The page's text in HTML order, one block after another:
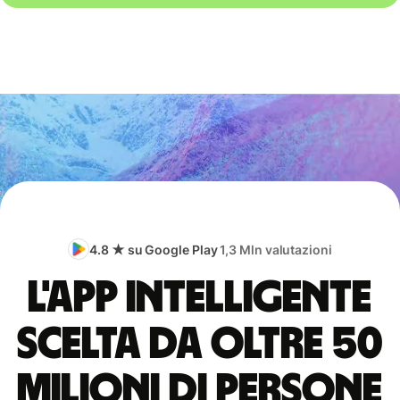
4.8 ★ su Google Play1,3 Mln valutazioni
L'app intelligente
scelta da oltre 50
milioni di persone